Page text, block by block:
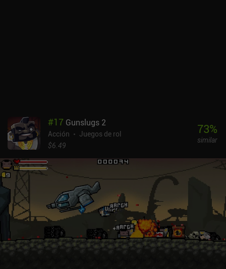
de acción favoritos, y estoy realmente impresionado por lo pulida y
bien llevada que está la experiencia. NOTA: El juego ha tenido
graves problemas con los servidores durante su lanzamiento. En
mi región ya se han resuelto, y por eso estoy escribiendo este
análisis ahora. Si no se ha solucionado en tu región, te sugiero que
esperes un poco.
#17 Gunslugs 2
Acción
Juegos de rol
$6.49
73%
similar